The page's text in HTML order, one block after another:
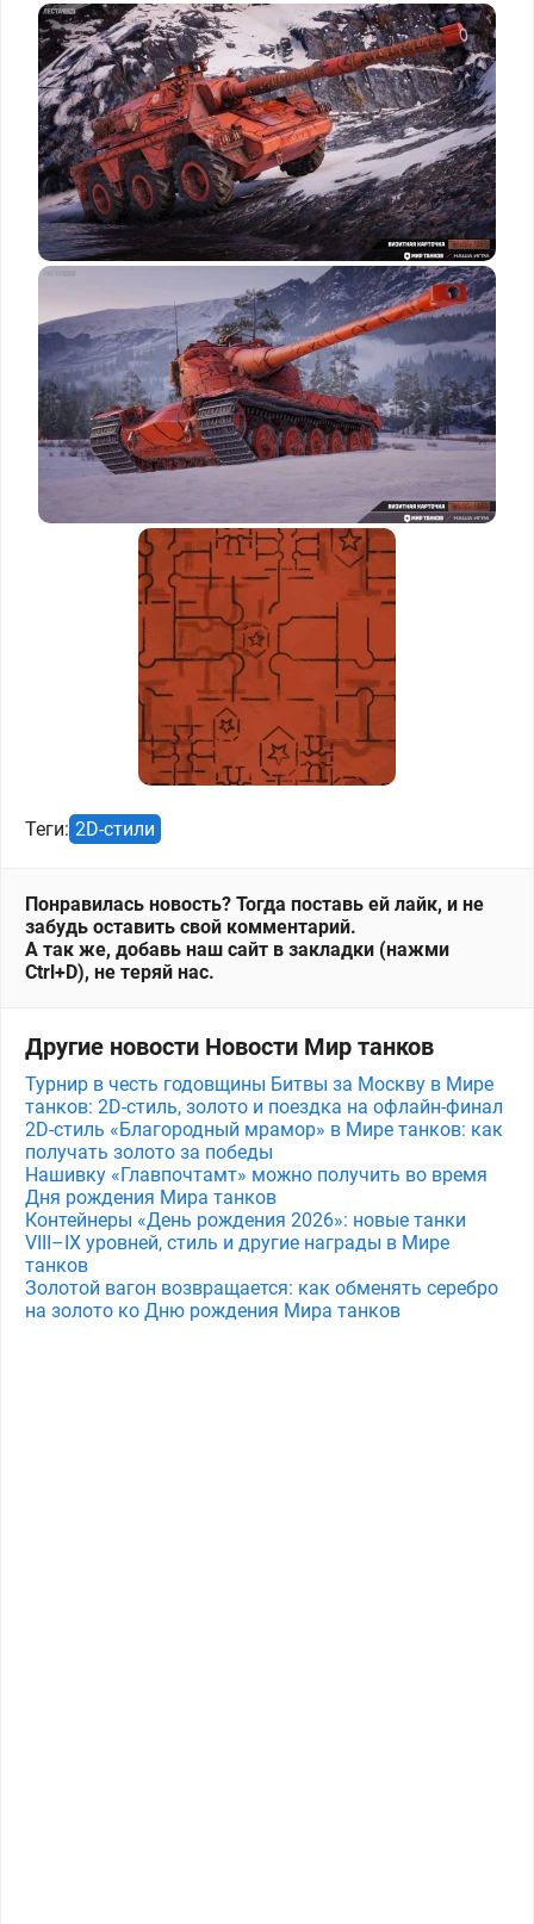
Теги: 2D-стили
Понравилась новость? Тогда поставь ей лайк, и не
забудь оставить свой комментарий.
А так же, добавь наш сайт в закладки (нажми
Ctrl+D), не теряй нас.
Другие новости Новости Мир танков
Турнир в честь годовщины Битвы за Москву в Мире
танков: 2D-стиль, золото и поездка на офлайн-финал
2D-стиль «Благородный мрамор» в Мире танков: как
получать золото за победы
Нашивку «Главпочтамт» можно получить во время
Дня рождения Мира танков
Контейнеры «День рождения 2026»: новые танки
VIII–IX уровней, стиль и другие награды в Мире
танков
Золотой вагон возвращается: как обменять серебро
на золото ко Дню рождения Мира танков